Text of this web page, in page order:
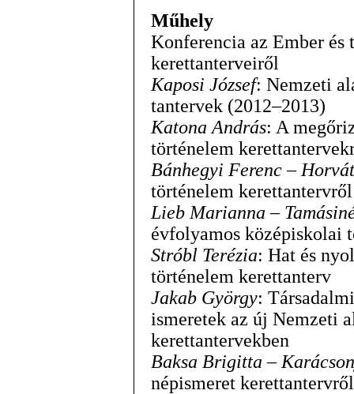
Műhely
Konferencia az Ember
kerettanterveiről
Kaposi József: Nemzeti
tantervek (2012–2013)
Katona András: A
történelem
Bánhegyi Ferenc –
történelem kerettantervről
Lieb Marianna –
évfolyamos középiskolai
Stróbl Terézia: Hat és
történelem kerettanterv
Jakab György:
ismeretek az új Nemzeti
kerettantervekben
Baksa Brigitta –
népismeret kerettantervről